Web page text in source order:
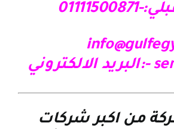
-:البريد الالكتروني
من اكبر شركات